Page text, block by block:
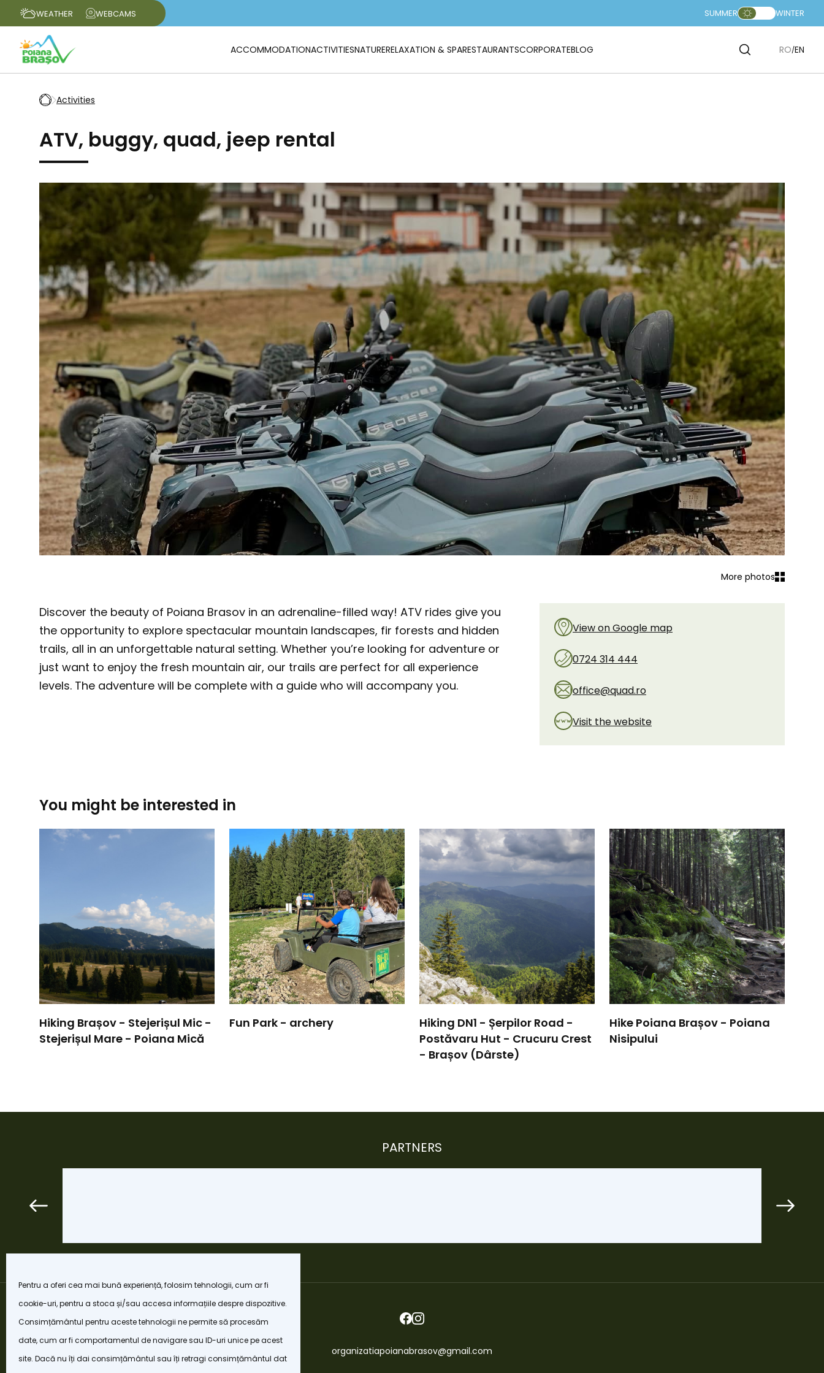
Pentru a oferi cea mai bună experiență, folosim tehnologii, cum ar fi
cookie-uri, pentru a stoca și/sau accesa informațiile despre dispozitive.
Consimțământul pentru aceste tehnologii ne permite să procesăm
date, cum ar fi comportamentul de navigare sau ID-uri unice pe acest
site. Dacă nu îți dai consimțământul sau îți retragi consimțământul dat
SUMMER WINTER
ACCOMMODATIONACTIVITIESNATURERELAXATION & SPARESTAURANTSCORPORATEBLOG RO EN
WEATHER WEBCAMS
Activities
ATV, buggy, quad, jeep rental
More photos
Discover the beauty of Poiana Brasov in an adrenaline-filled way! ATV rides give you
the opportunity to explore spectacular mountain landscapes, fir forests and hidden
trails, all in an unforgettable natural setting. Whether you’re looking for adventure or
just want to enjoy the fresh mountain air, our trails are perfect for all experience
levels. The adventure will be complete with a guide who will accompany you.
View on Google map
0724 314 444
office@quad.ro
Visit the website
You might be interested in
Hiking Brașov - Stejerișul Mic -
Stejerișul Mare - Poiana Mică
Fun Park - archery
Hiking DN1 - Șerpilor Road -
Postăvaru Hut - Crucuru Crest
- Brașov (Dârste)
Hike Poiana Brașov - Poiana
Nisipului
PARTNERS
organizatiapoianabrasov@gmail.com